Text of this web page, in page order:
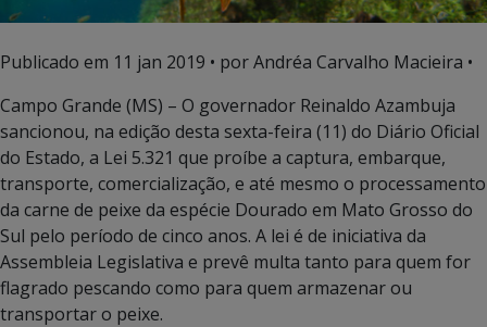
Publicado em 11 jan 2019 • por Andréa Carvalho Macieira •
Campo Grande (MS) – O governador Reinaldo Azambuja
sancionou, na edição desta sexta-feira (11) do Diário Oficial
do Estado, a Lei 5.321 que proíbe a captura, embarque,
transporte, comercialização, e até mesmo o processamento
da carne de peixe da espécie Dourado em Mato Grosso do
Sul pelo período de cinco anos. A lei é de iniciativa da
Assembleia Legislativa e prevê multa tanto para quem for
flagrado pescando como para quem armazenar ou
transportar o peixe.